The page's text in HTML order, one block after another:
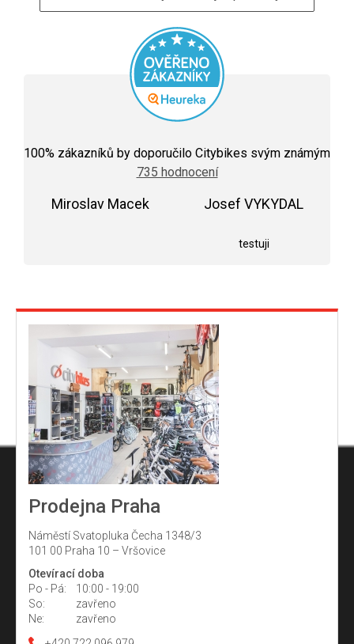
hodnocení
obchodu
je
100% zákazníků by doporučilo Citybikes svým známým
735 hodnocení
Miroslav Macek Josef VYKYDAL
testuji
Prodejna Praha
Náměstí Svatopluka Čecha 1348/3
101 00 Praha 10 – Vršovice
Otevírací doba
Po - Pá:
10:00 - 19:00
So:
zavřeno
Ne:
zavřeno